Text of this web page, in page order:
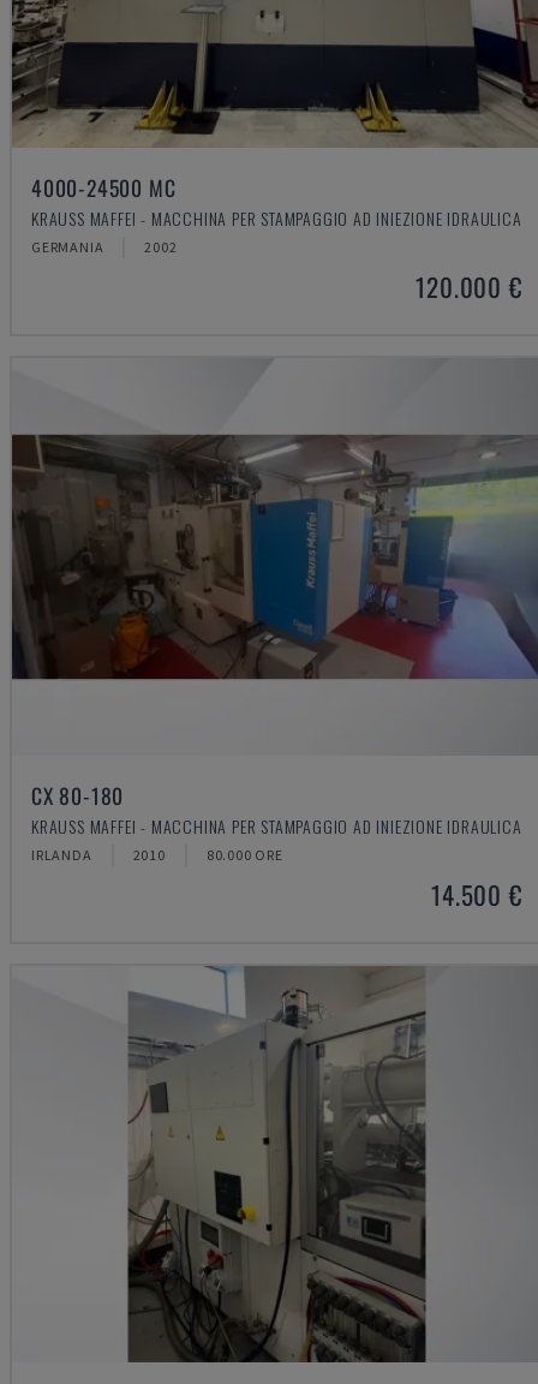
4000-24500 MC
KRAUSS MAFFEI - MACCHINA PER STAMPAGGIO AD INIEZIONE IDRAULICA
GERMANIA 2002
120.000 €
CX 80-180
KRAUSS MAFFEI - MACCHINA PER STAMPAGGIO AD INIEZIONE IDRAULICA
IRLANDA 2010 80.000 ORE
14.500 €